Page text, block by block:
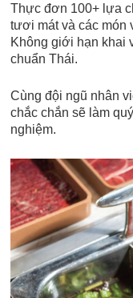
Thực đơn 100+ lựa
tươi mát và các món
Không giới hạn khai
chuẩn Thái.
Cùng đội ngũ nhân
chắc chắn sẽ làm
nghiệm.